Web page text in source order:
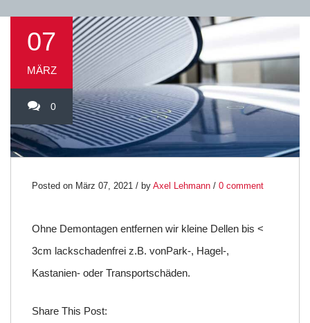
07
MÄRZ
0
Posted on März 07, 2021 / by Axel Lehmann / 0 comment
Ohne Demontagen entfernen wir kleine Dellen bis <
3cm lackschadenfrei z.B. vonPark-, Hagel-,
Kastanien- oder Transportschäden.
Share This Post: